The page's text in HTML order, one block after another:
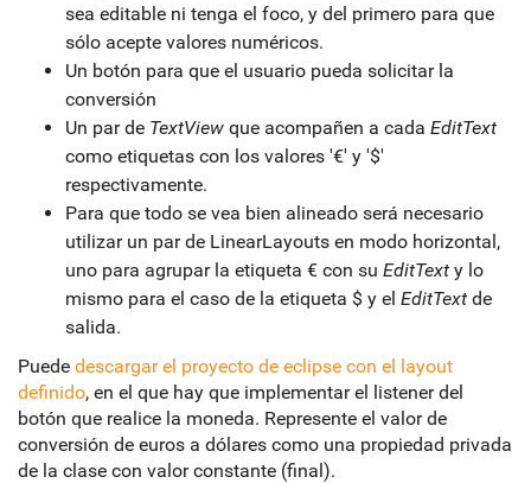
sea editable ni tenga el foco, y del primero para que
sólo acepte valores numéricos.
Un botón para que el usuario pueda solicitar la
conversión
Un par de TextView que acompañen a cada EditText
como etiquetas con los valores '€' y '$'
respectivamente.
Para que todo se vea bien alineado será necesario
utilizar un par de LinearLayouts en modo horizontal,
uno para agrupar la etiqueta € con su EditText y lo
mismo para el caso de la etiqueta $ y el EditText de
salida.
Puede descargar el proyecto de eclipse con el layout
definido, en el que hay que implementar el listener del
botón que realice la moneda. Represente el valor de
conversión de euros a dólares como una propiedad privada
de la clase con valor constante (final).